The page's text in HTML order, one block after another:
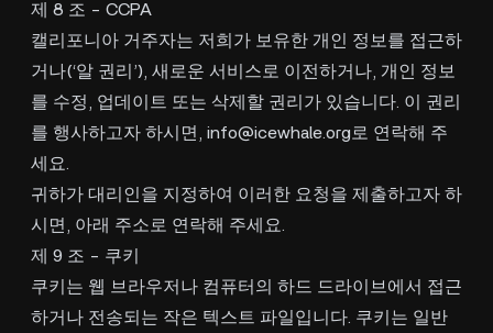
제 8 조 - CCPA
캘리포니아 거주자는 저희가 보유한 개인 정보를 접근하
거나(‘알 권리’), 새로운 서비스로 이전하거나, 개인 정보
를 수정, 업데이트 또는 삭제할 권리가 있습니다. 이 권리
를 행사하고자 하시면, info@icewhale.org 로 연락해 주
세요.
귀하가 대리인을 지정하여 이러한 요청을 제출하고자 하
시면, 아래 주소로 연락해 주세요.
제 9 조 - 쿠키
쿠키는 웹 브라우저나 컴퓨터의 하드 드라이브에서 접근
하거나 전송되는 작은 텍스트 파일입니다. 쿠키는 일반